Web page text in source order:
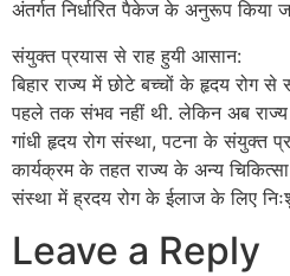
अंतर्गत निर्धारित पैकेज के अनुरूप किया
संयुक्त प्रयास से राह हुयी आसान:
बिहार राज्य में छोटे बच्चों के हृदय रोग
पहले तक संभव नहीं थी. लेकिन अब राज्य
गांधी हृदय रोग संस्था, पटना के संयुक्त
कार्यक्रम के तहत राज्य के अन्य
संस्था में ह्रदय रोग के ईलाज के लिए
Leave a Reply